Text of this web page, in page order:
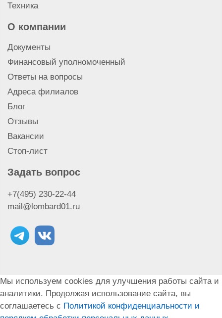
Техника
О компании
Документы
Финансовый уполномоченный
Ответы на вопросы
Адреса филиалов
Блог
Отзывы
Вакансии
Стоп-лист
Задать вопрос
+7(495) 230-22-44
mail@lombard01.ru
Мы используем cookies для улучшения работы сайта и
аналитики. Продолжая использование сайта, вы
соглашаетесь с Политикой конфиденциальности и